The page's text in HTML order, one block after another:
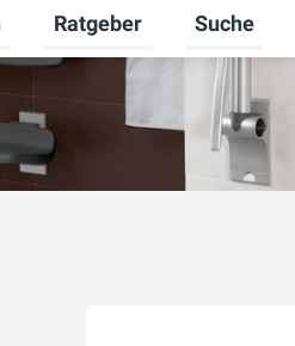
umschalten
Untermenü für
Ratgeber
Untermenü
Suche